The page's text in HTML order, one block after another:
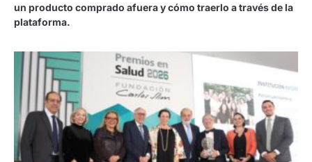
un producto comprado afuera y cómo traerlo a través de la
plataforma.